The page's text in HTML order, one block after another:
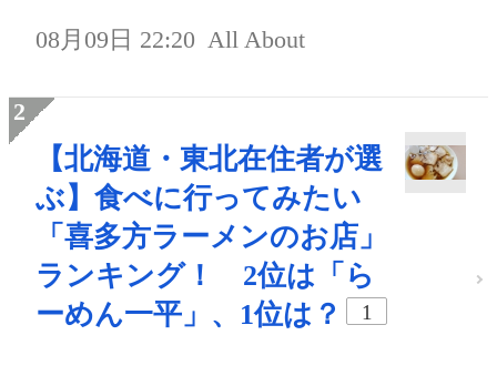
08月09日 22:20 All About
【北海道・東北在住者が選
ぶ】食べに行ってみたい
「喜多方ラーメンのお店」
ランキング！ 2位は「ら
ーめん一平」、1位は？
1